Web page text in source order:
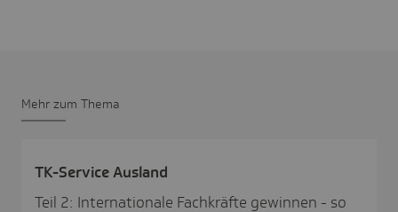
Mehr zum Thema
TK-Service Ausland
Teil 2: Internationale Fachkräfte gewinnen - so